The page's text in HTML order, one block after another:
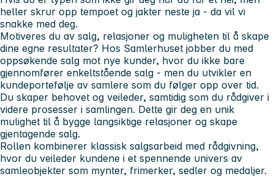
heller skrur opp tempoet og jakter neste ja - da vil vi
snakke med deg.
Motiveres du av salg, relasjoner og muligheten til å skape
dine egne resultater? Hos Samlerhuset jobber du med
oppsøkende salg mot nye kunder, hvor du ikke bare
gjennomfører enkeltstående salg - men du utvikler en
kundeportefølje av samlere som du følger opp over tid.
Du skaper behovet og veileder, samtidig som du rådgiver i
videre prosesser i samlingen. Dette gir deg en unik
mulighet til å bygge langsiktige relasjoner og skape
gjentagende salg.
Rollen kombinerer klassisk salgsarbeid med rådgivning,
hvor du veileder kundene i et spennende univers av
samleobjekter som mynter, frimerker, sedler og medaljer.